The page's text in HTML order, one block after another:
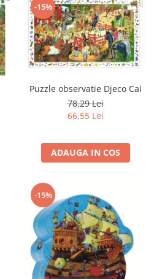
-15%
Puzzle observatie Djeco Cai
78,29 Lei
66,55 Lei
ADAUGA IN COS
-15%